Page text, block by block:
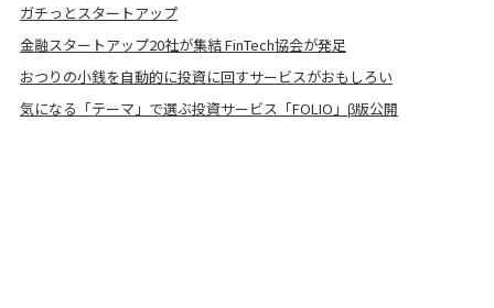
ガチっとスタートアップ
金融スタートアップ20社が集結 FinTech協会が発足
おつりの小銭を自動的に投資に回すサービスがおもしろい
気になる「テーマ」で選ぶ投資サービス「FOLIO」β版公開